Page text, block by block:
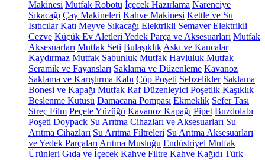
Makinesi Mutfak Robotu İçecek Hazırlama Narenciye
Sıkacağı Çay Makineleri Kahve Makinesi Kettle ve Su
Isıtıcılar Katı Meyve Sıkacağı Elektrikli Semaver Elektrikli
Cezve Küçük Ev Aletleri Yedek Parça ve Aksesuarları Mutfak
Aksesuarları Mutfak Seti Bulaşıklık Askı ve Kancalar
Kaydırmaz Mutfak Sabunluk Mutfak Havluluk Mutfak
Seramik ve Fayansları Saklama ve Düzenleme Kavanoz
Saklama ve Karıştırma Kabı Çöp Poşeti Sebzelikler Saklama
Bonesi ve Kapağı Mutfak Raf Düzenleyici Poşetlik Kaşıklık
Beslenme Kutusu Damacana Pompası Ekmeklik Sefer Tası
Streç Film Peçete Yüzüğü Kavanoz Kapağı Pipet Buzdolabı
Poşeti Doypack Su Arıtma Cihazları ve Aksesuarları Su
Arıtma Cihazları Su Arıtma Filtreleri Su Arıtma Aksesuarları
ve Yedek Parçaları Arıtma Musluğu Endüstriyel Mutfak
Ürünleri Gıda ve İçecek Kahve Filtre Kahve Kağıdı Türk